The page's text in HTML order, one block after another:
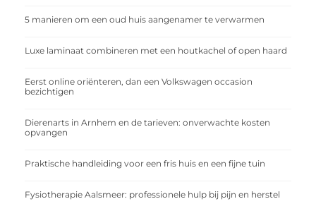
5 manieren om een oud huis aangenamer te verwarmen
Luxe laminaat combineren met een houtkachel of open haard
Eerst online oriënteren, dan een Volkswagen occasion
bezichtigen
Dierenarts in Arnhem en de tarieven: onverwachte kosten
opvangen
Praktische handleiding voor een fris huis en een fijne tuin
Fysiotherapie Aalsmeer: professionele hulp bij pijn en herstel